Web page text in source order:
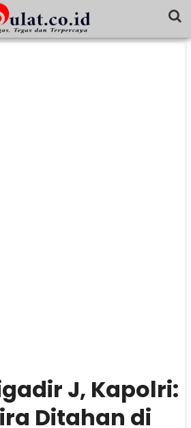
J, Kapolri:
Ditahan di